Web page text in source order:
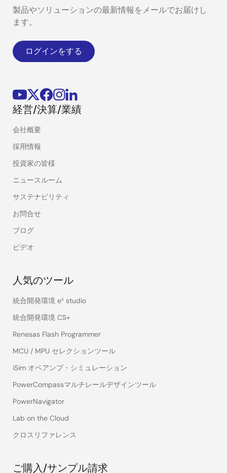
製品やソリューションの最新情報をメールでお届けし
ます。
ログインをする
経営/決算/業績
会社概要
採用情報
投資家の皆様
ニュースルーム
サステナビリティ
お問合せ
ブログ
ビデオ
人気のツール
統合開発環境 e² studio
統合開発環境 CS+
Renesas Flash Programmer
MCU / MPU セレクションツール
iSim オペアンプ・シミュレーション
PowerCompassマルチレールデザインツール
PowerNavigator
Lab on the Cloud
クロスリファレンス
ご購入/サンプル請求